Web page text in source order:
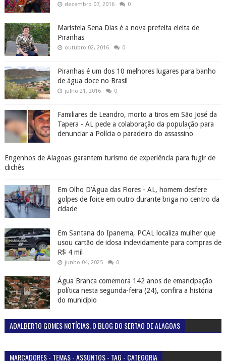
dezembro 07, 2016 0
Maristela Sena Dias é a nova prefeita eleita de
Piranhas
outubro 02, 2016 0
Piranhas é um dos 10 melhores lugares para banho
de água doce no Brasil
julho 21, 2016 0
Familiares de Leandro, morto a tiros em São José da
Tapera - AL pede a colaboração da população para
denunciar a Polícia o paradeiro do assassino
Engenhos de Alagoas garantem turismo de experiência para fugir de
clichês
Em Olho D’Água das Flores - AL, homem desfere
golpes de foice em outro durante briga no centro da
cidade
Em Santana do Ipanema, PCAL localiza mulher que
usou cartão de idosa indevidamente para compras de
R$ 4 mil
junho 04, 2025 0
Água Branca comemora 142 anos de emancipação
política nesta segunda-feira (24), confira a história
do município
ADALBERTO GOMES NOTÍCIAS. O BLOG DO SERTÃO DE ALAGOAS
MARCADORES - TEMAS - ASSUNTOS - TAG - CATEGORIA